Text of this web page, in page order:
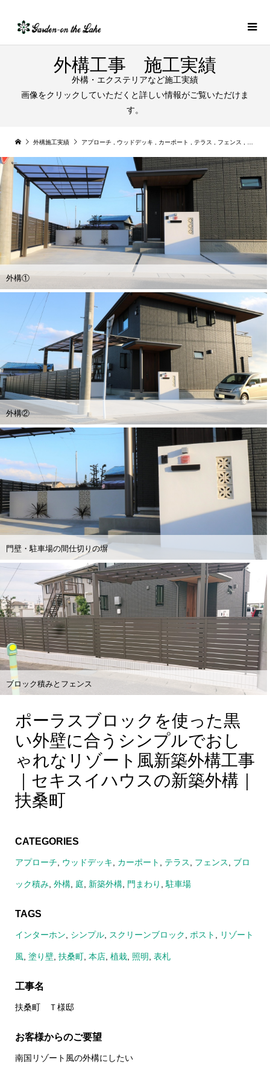
外構工事 施工実績
外構・エクステリアなど施工実績
画像をクリックしていただくと詳しい情報がご覧いただけま
す。
外構施工実績 アプローチ ウッドデッキ カーポート テラス フェンス
外構①
外構②
門壁・駐車場の間仕切りの塀
ブロック積みとフェンス
ポーラスブロックを使った黒
い外壁に合うシンプルでおし
ゃれなリゾート風新築外構工事
｜セキスイハウスの新築外構｜
扶桑町
CATEGORIES
アプローチ ウッドデッキ カーポート テラス フェンス ブロ
ック積み, 外構, 庭 新築外構, 門まわり 駐車場
TAGS
インターホン シンプル, スクリーンブロック ポスト リゾート
風, 塗り壁, 扶桑町, 本店, 植栽, 照明 表札
工事名
扶桑町 Ｔ様邸
お客様からのご要望
南国リゾート風の外構にしたい